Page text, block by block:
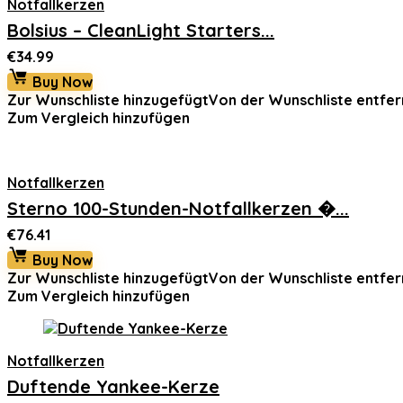
Notfallkerzen
Bolsius – CleanLight Starters...
€34.99
Buy Now
Zur Wunschliste hinzugefügtVon der Wunschliste
Zum Vergleich hinzufügen
Notfallkerzen
Sterno 100-Stunden-Notfallkerzen �...
€76.41
Buy Now
Zur Wunschliste hinzugefügtVon der Wunschliste
Zum Vergleich hinzufügen
Notfallkerzen
Duftende Yankee-Kerze